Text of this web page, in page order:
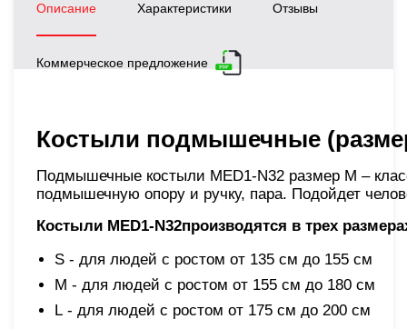
Описание Характеристики Отзывы
Коммерческое предложение
Костыли подмышечные
Подмышечные костыли MED1-N32 размер M –
подмышечную опору и ручку, пара. Подойдет
Костыли MED1-N32производятся в трех
S - для людей с ростом от 135 см до 155 см
M - для людей с ростом от 155 см до 180 см
L - для людей с ростом от 175 см до 200 см